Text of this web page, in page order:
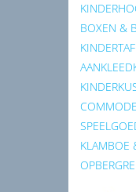
BOXEN &
KLAMBOE